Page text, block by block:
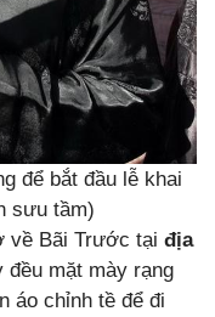
để bắt đầu lễ khai
sưu tầm)
về Bãi Trước tại địa
đều mặt mày rạng
áo chỉnh tề để đi